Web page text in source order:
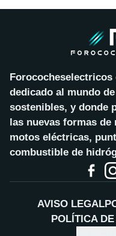
dedicado al mundo
sostenibles, y donde
las nuevas formas
motos eléctricas,
combustible de
AVISO LEGAL
POLÍTICA